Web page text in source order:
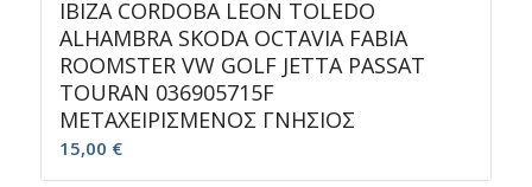
IBIZA CORDOBA LEON TOLEDO
ALHAMBRA SKODA OCTAVIA FABIA
ROOMSTER VW GOLF JETTA PASSAT
TOURAN 036905715F
ΜΕΤΑΧΕΙΡΙΣΜΕΝΟΣ ΓΝΗΣΙΟΣ
15,00 €